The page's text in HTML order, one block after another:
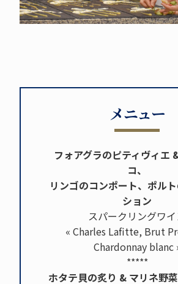
メニュー
フォアグラのピティヴィエ
コ、
リンゴのコンポート、ポル
ション
スパークリングワ
« Charles Lafitte, Brut
Chardonnay blanc
*****
ホタテ貝の炙り & マリネ野